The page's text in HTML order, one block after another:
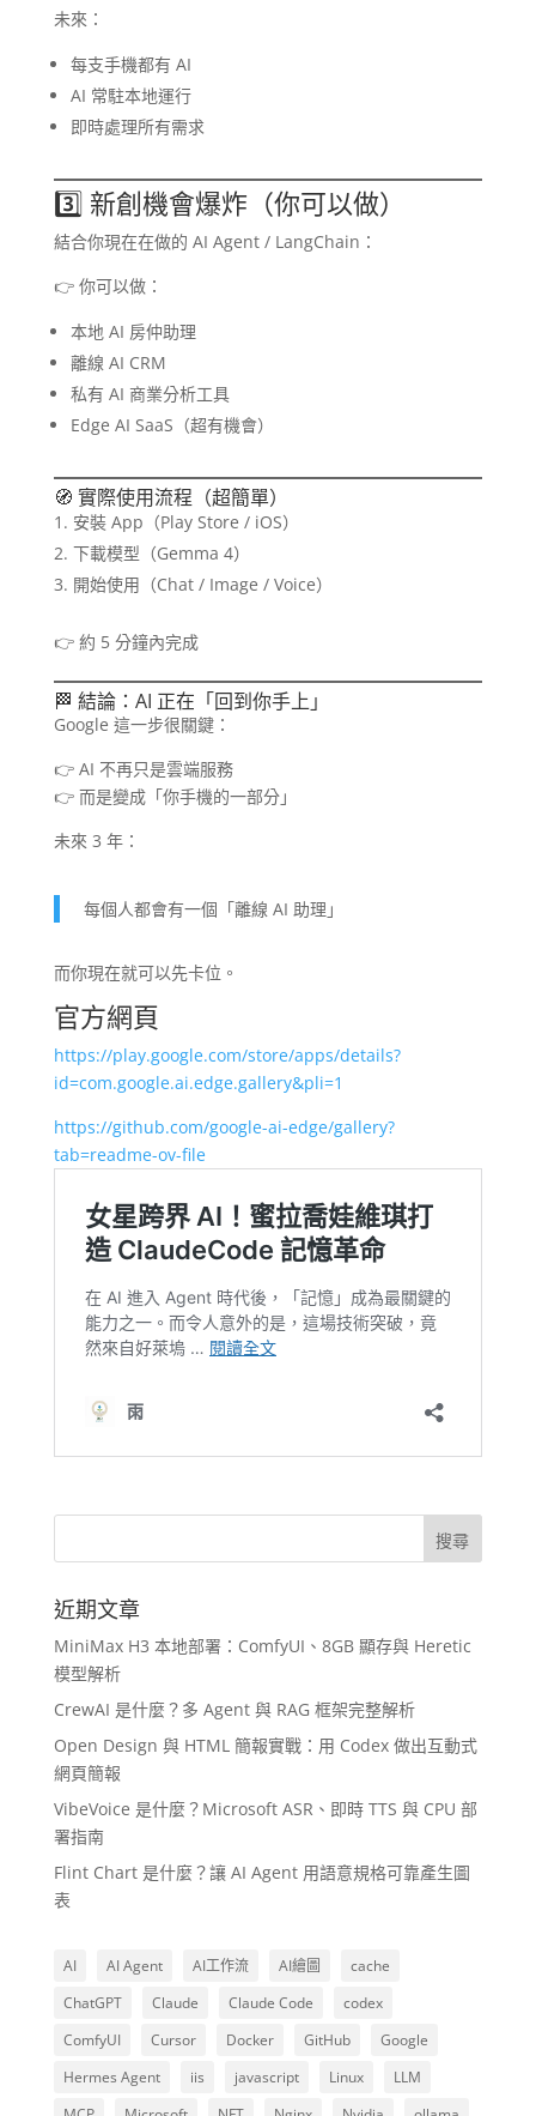
未來：
每支手機都有 AI
AI 常駐本地運行
即時處理所有需求
3️⃣ 新創機會爆炸（你可以做）
結合你現在在做的 AI Agent / LangChain：
👉 你可以做：
本地 AI 房仲助理
離線 AI CRM
私有 AI 商業分析工具
Edge AI SaaS（超有機會）
🧭 實際使用流程（超簡單）
安裝 App（Play Store / iOS）
下載模型（Gemma 4）
開始使用（Chat / Image / Voice）
👉 約 5 分鐘內完成
🏁 結論：AI 正在「回到你手上」
Google 這一步很關鍵：
👉 AI 不再只是雲端服務
👉 而是變成「你手機的一部分」
未來 3 年：
每個人都會有一個「離線 AI 助理」
而你現在就可以先卡位。
官方網頁
https://play.google.com/store/apps/details?
id=com.google.ai.edge.gallery&pli=1
https://github.com/google-ai-edge/gallery?
tab=readme-ov-file
近期文章
MiniMax H3 本地部署：ComfyUI、8GB 顯存與 Heretic
模型解析
CrewAI 是什麼？多 Agent 與 RAG 框架完整解析
Open Design 與 HTML 簡報實戰：用 Codex 做出互動式
網頁簡報
VibeVoice 是什麼？Microsoft ASR、即時 TTS 與 CPU 部
署指南
Flint Chart 是什麼？讓 AI Agent 用語意規格可靠產生圖
表
AI AI Agent AI工作流 AI繪圖
cache
ChatGPT
Claude Claude Code
codex
ComfyUI
Cursor Docker GitHub
Google
Hermes Agent
iis javascript Linux
LLM